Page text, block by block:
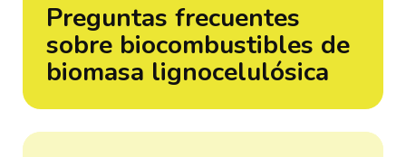
Preguntas frecuentes
sobre biocombustibles de
biomasa lignocelulósica